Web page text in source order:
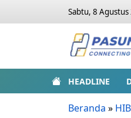
Sabtu, 8
HEADLINE
Beranda »